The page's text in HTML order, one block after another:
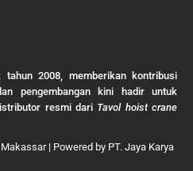
tahun 2008, memberikan kontribusi
pengembangan kini hadir untuk
resmi dari Tavol hoist crane
| Powered by PT. Jaya Karya